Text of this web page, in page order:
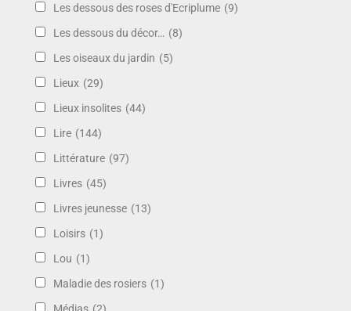
Les dessous des roses d'Ecriplume (9)
Les dessous du décor… (8)
Les oiseaux du jardin (5)
Lieux (29)
Lieux insolites (44)
Lire (144)
Littérature (97)
Livres (45)
Livres jeunesse (13)
Loisirs (1)
Lou (1)
Maladie des rosiers (1)